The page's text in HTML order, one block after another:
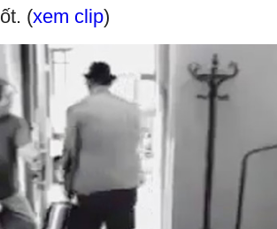
(xem clip)